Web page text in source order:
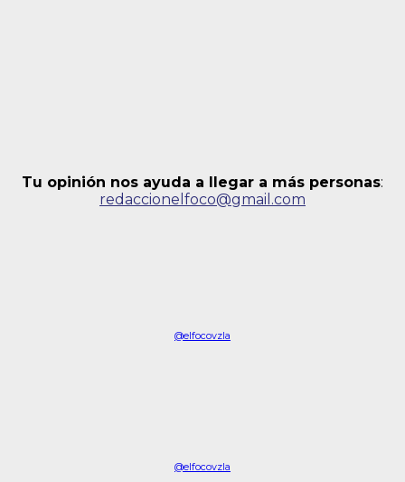
Tu opinión nos ayuda a llegar a más personas:
redaccionelfoco@gmail.com
@elfocovzla
@elfocovzla